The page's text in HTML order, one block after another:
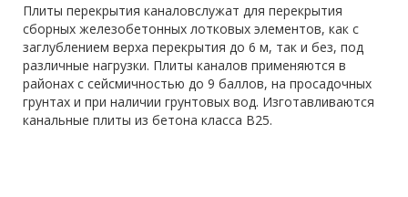
Плиты перекрытия каналовслужат для перекрытия
сборных железобетонных лотковых элементов, как с
заглублением верха перекрытия до 6 м, так и без, под
различные нагрузки. Плиты каналов применяются в
районах с сейсмичностью до 9 баллов, на просадочных
грунтах и при наличии грунтовых вод. Изготавливаются
канальные плиты из бетона класса В25.